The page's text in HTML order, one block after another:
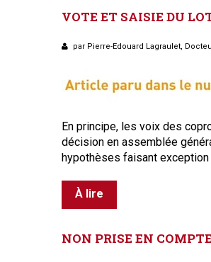
VOTE ET SAISIE DU
par Pierre-Edouard Lagraulet,
En principe, les voix des
décision en assemblée
hypothèses faisant exception
À lire
NON PRISE EN COMPTE